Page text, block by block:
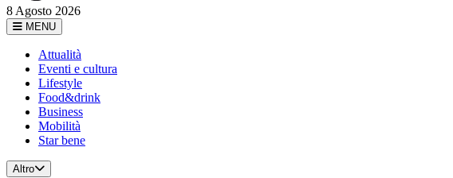
8 Agosto 2026
MENU
Attualità
Eventi e cultura
Lifestyle
Food&drink
Business
Mobilità
Star bene
Altro